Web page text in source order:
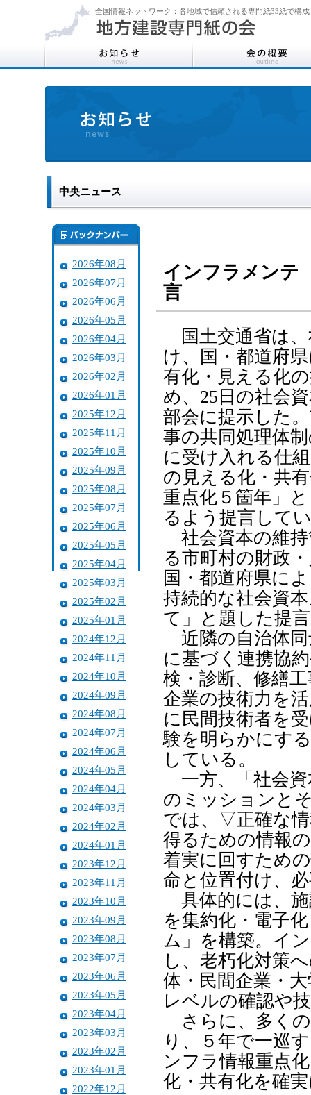
全国情報ネットワーク：各地域で信頼される専門紙33紙で構成
中央ニュース
2026年08月
2026年07月
2026年06月
2026年05月
2026年04月
2026年03月
2026年02月
2026年01月
2025年12月
2025年11月
2025年10月
2025年09月
2025年08月
2025年07月
2025年06月
2025年05月
2025年04月
2025年03月
2025年02月
2025年01月
2024年12月
2024年11月
2024年10月
2024年09月
2024年08月
2024年07月
2024年06月
2024年05月
2024年04月
2024年03月
2024年02月
2024年01月
2023年12月
2023年11月
2023年10月
2023年09月
2023年08月
2023年07月
2023年06月
2023年05月
2023年04月
2023年03月
2023年02月
2023年01月
2022年12月
インフラメンテ
言
国土交通省は、
け、国・都道府
有化・見える化
め、25日の社会
部会に提示した
事の共同処理体
に受け入れる仕
の見える化・共
重点化５箇年」
るよう提言して
社会資本の維持
る市町村の財政
国・都道府県に
持続的な社会資
て」と題した提
近隣の自治体同
に基づく連携協
検・診断、修繕
企業の技術力を
に民間技術者を
験を明らかにす
している。
一方、「社会資
のミッションと
では、▽正確な
得るための情報
着実に回すため
命と位置付け、
具体的には、施
を集約化・電子
ム」を構築。イ
し、老朽化対策
体・民間企業・
レベルの確認や
さらに、多くの
り、５年で一巡
ンフラ情報重点
化・共有化を確